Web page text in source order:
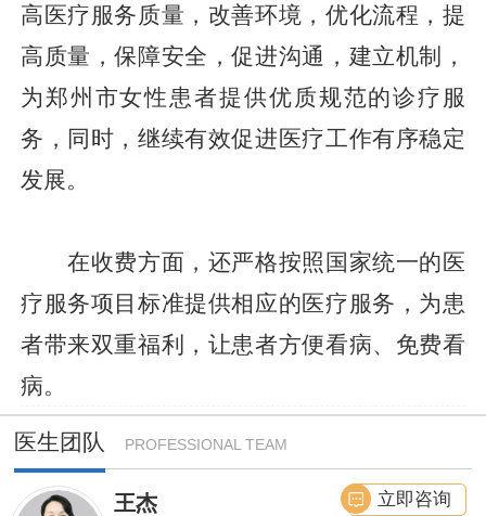
高医疗服务质量，改善环境，优化流程，提
高质量，保障安全，促进沟通，建立机制，
为郑州市女性患者提供优质规范的诊疗服
务，同时，继续有效促进医疗工作有序稳定
发展。
在收费方面，还严格按照国家统一的医
疗服务项目标准提供相应的医疗服务，为患
者带来双重福利，让患者方便看病、免费看
病。
医生团队 PROFESSIONAL TEAM
王杰 立即咨询